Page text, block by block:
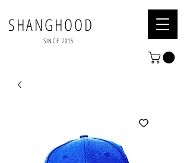
SHANGHOOD
SINCE 2015